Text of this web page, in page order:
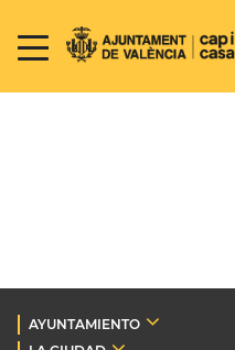
AYUNTAMIENTO